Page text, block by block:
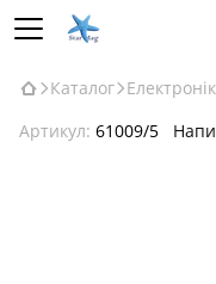
Каталог
Артикул: 61009/5